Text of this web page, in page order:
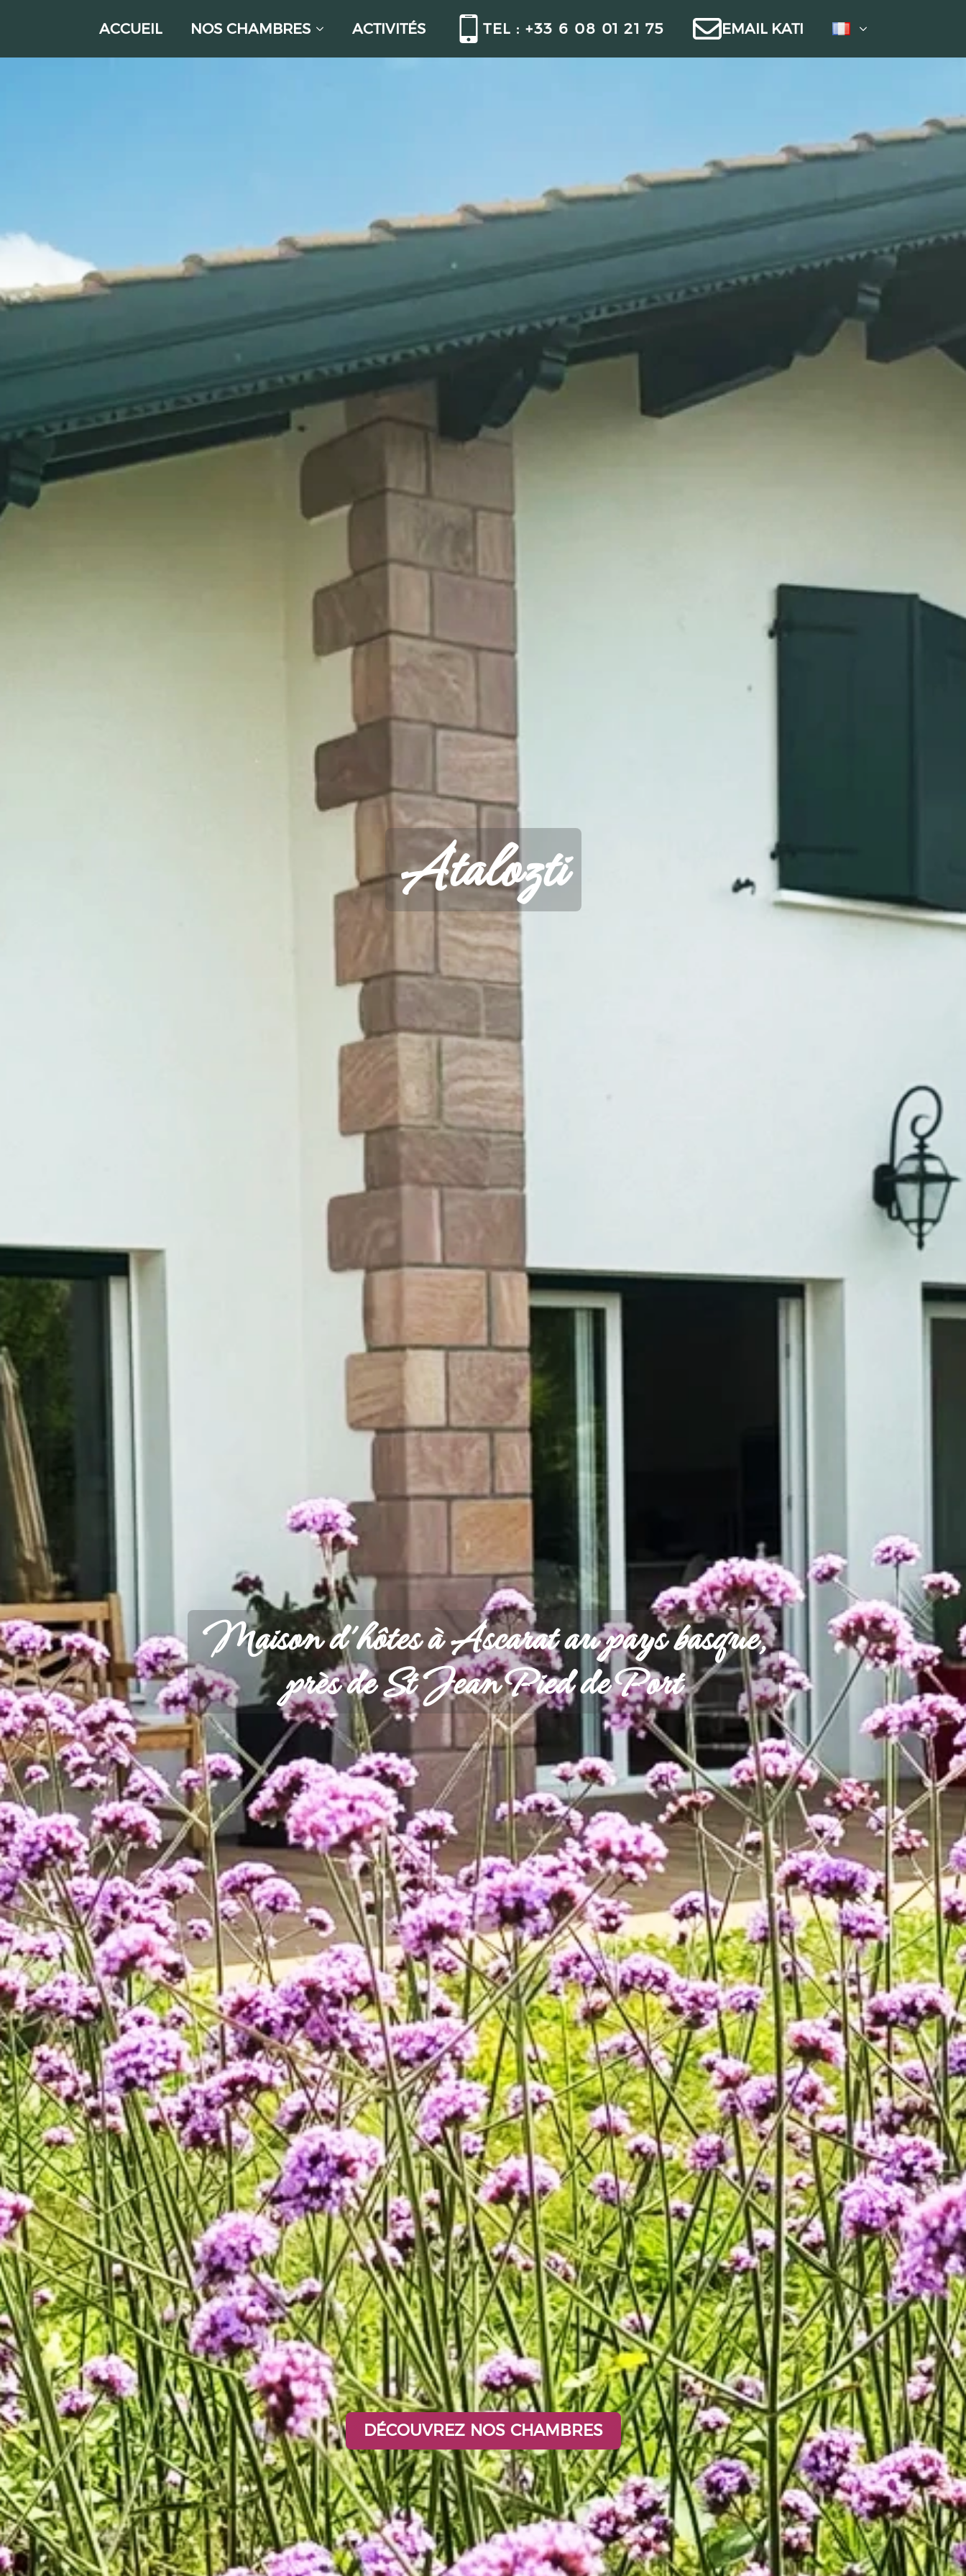
ACCUEIL NOS CHAMBRES ACTIVITÉS TEL : +33 6 08 01 21 75 EMAIL KATI
Atalozti
Maison d'hôtes à Ascarat au pays basque,
près de St Jean Pied de Port
DÉCOUVREZ NOS CHAMBRES